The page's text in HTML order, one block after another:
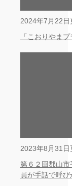
2024年7月22日
「こおりやま
2023年8月31日
第６２回郡山
員が手話で呼び